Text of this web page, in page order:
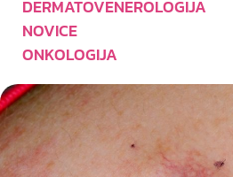
DERMATOVENEROLOGIJA
NOVICE
ONKOLOGIJA